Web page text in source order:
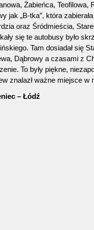
Żabieńca, Teofilowa,
jak „B-tka”, która
oraz Śródmieścia,
się te autobusy było
Tam dosiadał się
Dąbrowy a czasami z
To były piękne,
znalazł ważne miejsce w
– Łódź